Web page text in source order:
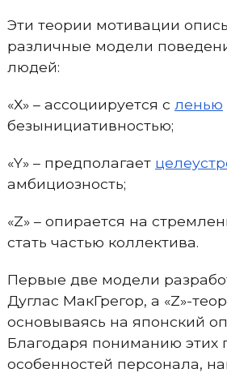
Эти теории мотивации
различные модели
людей:
«Х» – ассоциируется с ленью
безынициативностью;
«Y» – предполагает
амбициозность;
«Z» – опирается на
стать частью коллектива.
Первые две модели
Дуглас МакГрегор, а «Z»-
основываясь на японский
Благодаря пониманию этих
особенностей персонала,